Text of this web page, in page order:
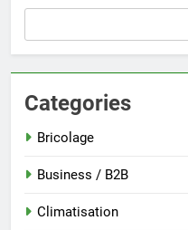
Categories
Bricolage
Business / B2B
Climatisation